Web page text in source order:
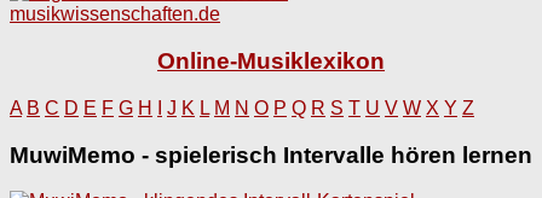
musikwissenschaften.de
Online-Musiklexikon
A B C D E F G H J K L M N O P Q R S T U V W X Y Z
MuwiMemo - spielerisch Intervalle hören lernen